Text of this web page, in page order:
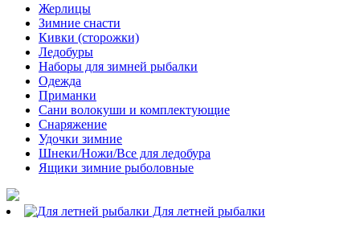
Жерлицы
Зимние снасти
Кивки (сторожки)
Ледобуры
Наборы для зимней рыбалки
Одежда
Приманки
Сани волокуши и комплектующие
Снаряжение
Удочки зимние
Шнеки/Ножи/Все для ледобура
Ящики зимние рыболовные
Для летней рыбалки